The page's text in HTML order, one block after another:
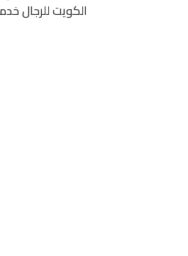
الكويت للرجال